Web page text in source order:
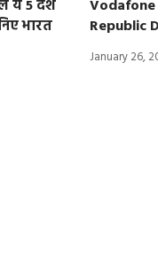
ये 5 देश
भारत
Vodafone
Republic
January 26,